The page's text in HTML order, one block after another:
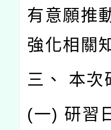
有意願推
強化相關
三、 本次
(一) 研習